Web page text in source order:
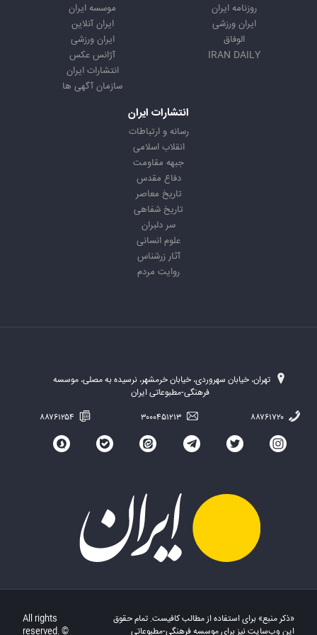
روزنامه ایران
ایران ورزشی
الوفاق
IRAN DAILY
موسسه ایران
ایران آنلاین
ایران ورزشی
آژانس عکس
انتشارات ایران
سازمان آگهی ها
انتشارات ایران
رسانه و ارتباطات
انقلاب اسلامی
جبهه مقاومت
دفاع مقدس
تاریخ معاصر
تاریخ شفاهی
سر دلبران
علوم انسانی
آثار زرشناس
روایت مردم
تهران، خیابان سهروردی، خیابان خرمشهر، نرسیده به مصلی، موسسه
فرهنگی-مطبوعاتی ایران
«ذکر منبع» برای استفاده از مطالب کافیست. تمام حقوق
این وب‌سایت نیز برای موسسه فرهنگی-مطبوعاتی
All rights
reserved. ©